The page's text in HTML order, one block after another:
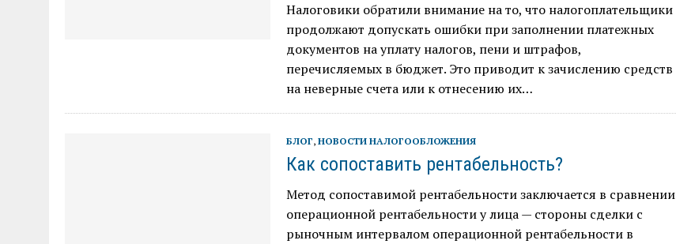
Налоговики обратили внимание на то, что налогоплательщики
продолжают допускать ошибки при заполнении платежных
документов на уплату налогов, пени и штрафов,
перечисляемых в бюджет. Это приводит к зачислению средств
на неверные счета или к отнесению их…
БЛОГ, НОВОСТИ НАЛОГООБЛОЖЕНИЯ
Как сопоставить рентабельность?
Метод сопоставимой рентабельности заключается в сравнении
операционной рентабельности у лица — стороны сделки с
рыночным интервалом операционной рентабельности в